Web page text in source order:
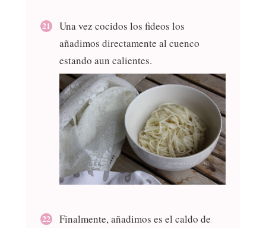
Una vez cocidos los fideos los
añadimos directamente al cuenco
estando aun calientes.
Finalmente, añadimos es el caldo de